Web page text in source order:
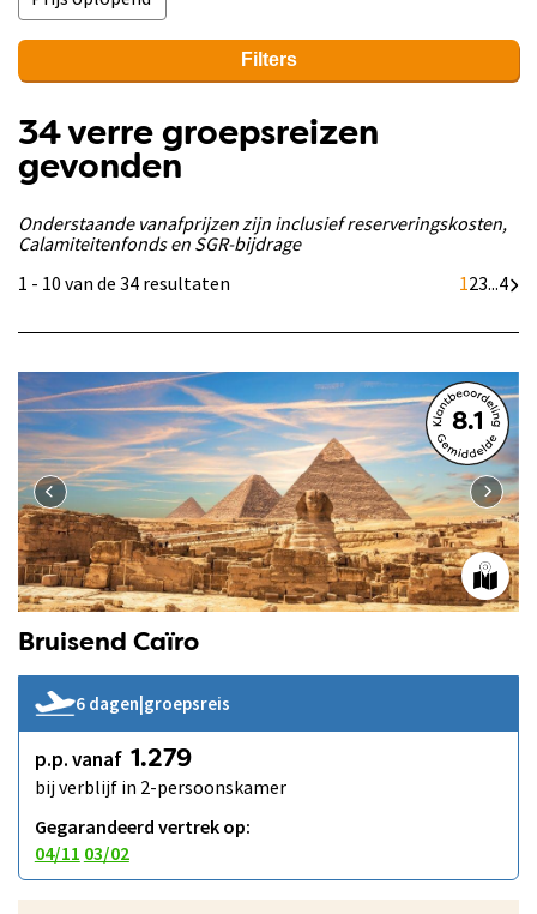
Filters
34 verre groepsreizen
gevonden
Onderstaande vanafprijzen zijn inclusief reserveringskosten,
Calamiteitenfonds en SGR-bijdrage
1 - 10 van de 34 resultaten
123...4
8.1
Bruisend Caïro
6 dagen|groepsreis
p.p. vanaf 1.279
bij verblijf in 2-persoonskamer
Gegarandeerd vertrek op:
04/11 03/02